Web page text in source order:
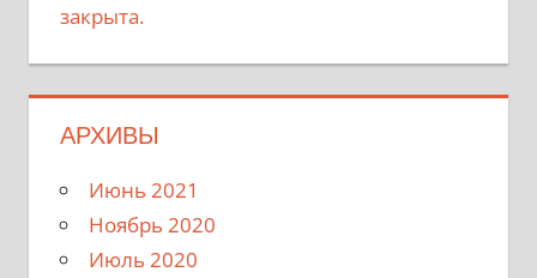
закрыта.
АРХИВЫ
Июнь 2021
Ноябрь 2020
Июль 2020